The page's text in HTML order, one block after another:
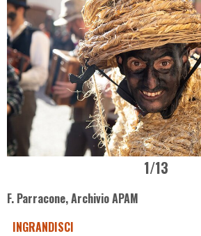
1/13
F. Parracone, Archivio APAM
INGRANDISCI